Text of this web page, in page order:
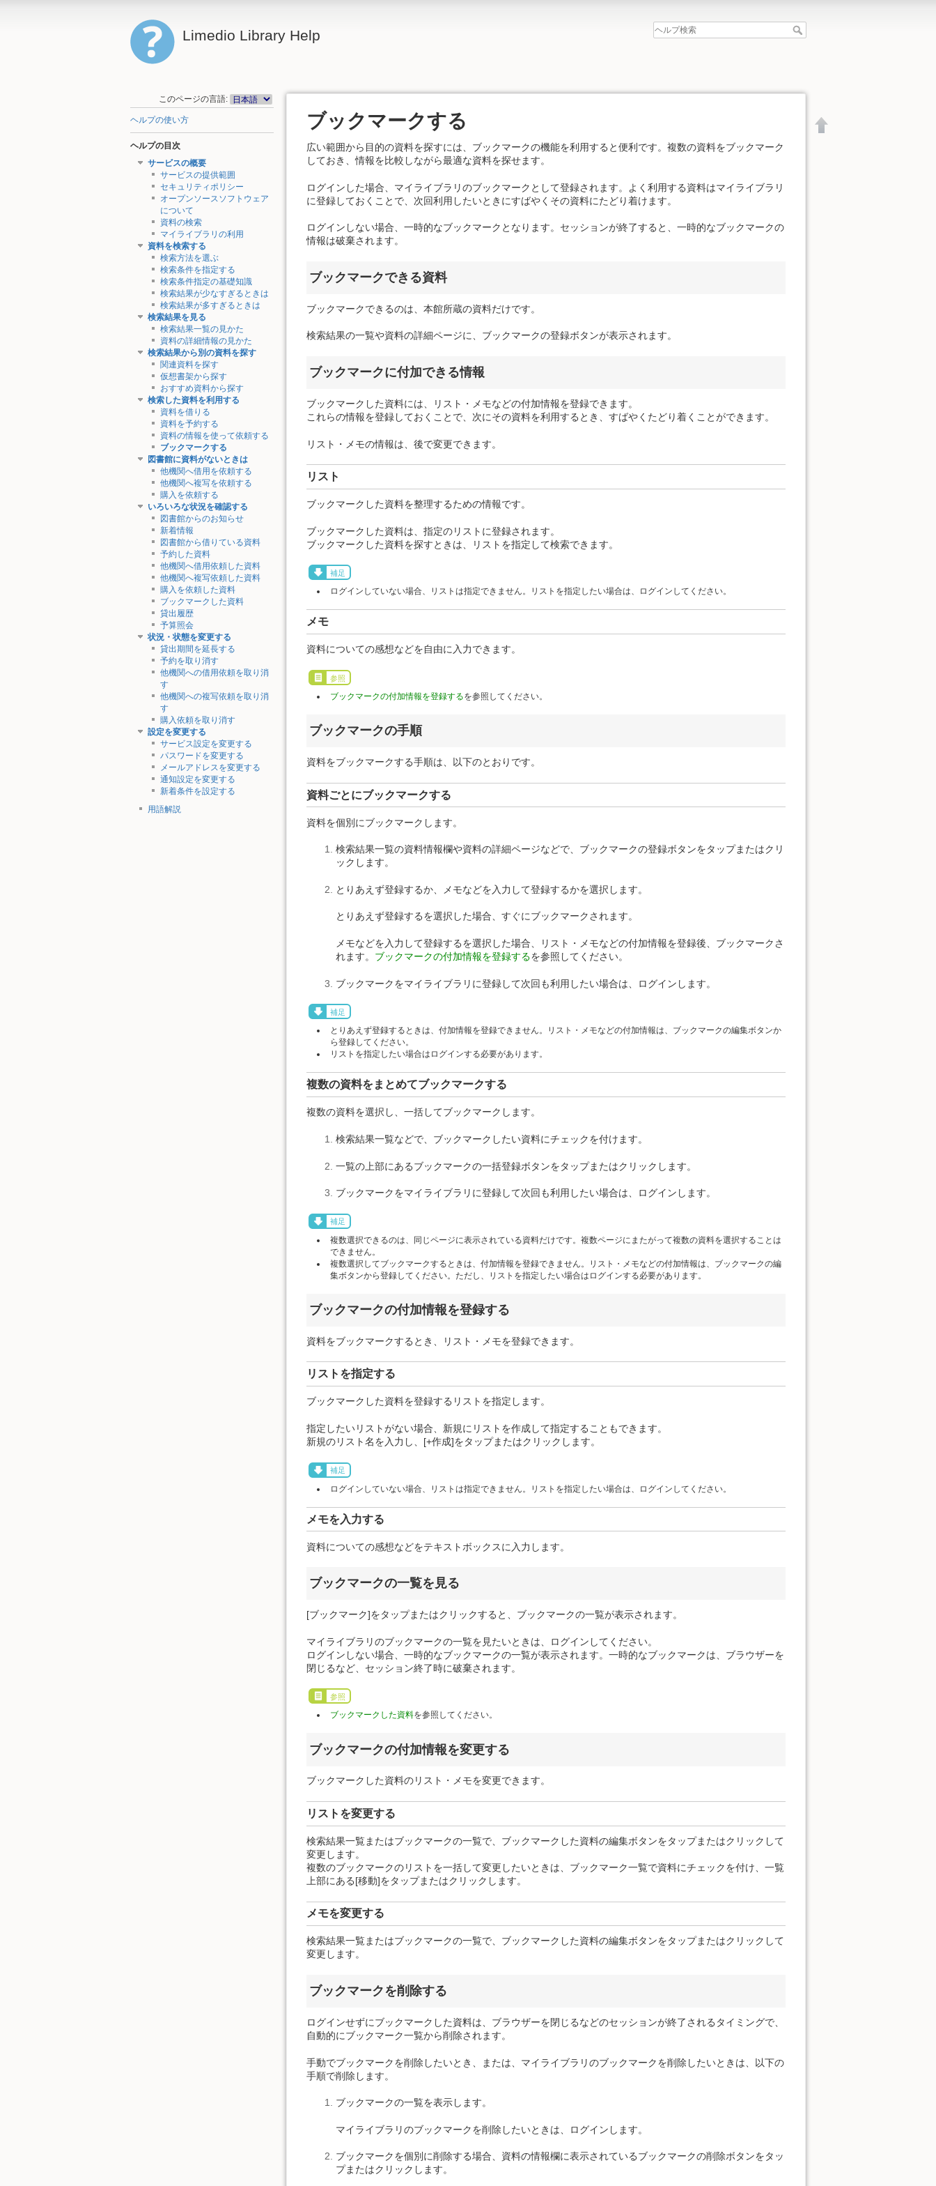
Limedio Library Help
このページの言語:
ヘルプの使い方
ヘルプの目次
サービスの概要
サービスの提供範囲
セキュリティポリシー
オープンソースソフトウェア
について
資料の検索
マイライブラリの利用
資料を検索する
検索方法を選ぶ
検索条件を指定する
検索条件指定の基礎知識
検索結果が少なすぎるときは
検索結果が多すぎるときは
検索結果を見る
検索結果一覧の見かた
資料の詳細情報の見かた
検索結果から別の資料を探す
関連資料を探す
仮想書架から探す
おすすめ資料から探す
検索した資料を利用する
資料を借りる
資料を予約する
資料の情報を使って依頼する
ブックマークする
図書館に資料がないときは
他機関へ借用を依頼する
他機関へ複写を依頼する
購入を依頼する
いろいろな状況を確認する
図書館からのお知らせ
新着情報
図書館から借りている資料
予約した資料
他機関へ借用依頼した資料
他機関へ複写依頼した資料
購入を依頼した資料
ブックマークした資料
貸出履歴
予算照会
状況・状態を変更する
貸出期間を延長する
予約を取り消す
他機関への借用依頼を取り消
す
他機関への複写依頼を取り消
す
購入依頼を取り消す
設定を変更する
サービス設定を変更する
パスワードを変更する
メールアドレスを変更する
通知設定を変更する
新着条件を設定する
用語解説
ブックマークする
広い範囲から目的の資料を探すには、ブックマークの機能を利用すると便利です。複数の資料をブックマーク
しておき、情報を比較しながら最適な資料を探せます。
ログインした場合、マイライブラリのブックマークとして登録されます。よく利用する資料はマイライブラリ
に登録しておくことで、次回利用したいときにすばやくその資料にたどり着けます。
ログインしない場合、一時的なブックマークとなります。セッションが終了すると、一時的なブックマークの
情報は破棄されます。
ブックマークできる資料
ブックマークできるのは、本館所蔵の資料だけです。
検索結果の一覧や資料の詳細ページに、ブックマークの登録ボタンが表示されます。
ブックマークに付加できる情報
ブックマークした資料には、リスト・メモなどの付加情報を登録できます。
これらの情報を登録しておくことで、次にその資料を利用するとき、すばやくたどり着くことができます。
リスト・メモの情報は、後で変更できます。
リスト
ブックマークした資料を整理するための情報です。
ブックマークした資料は、指定のリストに登録されます。
ブックマークした資料を探すときは、リストを指定して検索できます。
補足
ログインしていない場合、リストは指定できません。リストを指定したい場合は、ログインしてください。
メモ
資料についての感想などを自由に入力できます。
参照
ブックマークの付加情報を登録するを参照してください。
ブックマークの手順
資料をブックマークする手順は、以下のとおりです。
資料ごとにブックマークする
資料を個別にブックマークします。
検索結果一覧の資料情報欄や資料の詳細ページなどで、ブックマークの登録ボタンをタップまたはクリ
ックします。
とりあえず登録するか、メモなどを入力して登録するかを選択します。
とりあえず登録するを選択した場合、すぐにブックマークされます。
メモなどを入力して登録するを選択した場合、リスト・メモなどの付加情報を登録後、ブックマークさ
れます。 ブックマークの付加情報を登録するを参照してください。
ブックマークをマイライブラリに登録して次回も利用したい場合は、ログインします。
補足
とりあえず登録するときは、付加情報を登録できません。リスト・メモなどの付加情報は、ブックマークの編集ボタンか
ら登録してください。
リストを指定したい場合はログインする必要があります。
複数の資料をまとめてブックマークする
複数の資料を選択し、一括してブックマークします。
検索結果一覧などで、ブックマークしたい資料にチェックを付けます。
一覧の上部にあるブックマークの一括登録ボタンをタップまたはクリックします。
ブックマークをマイライブラリに登録して次回も利用したい場合は、ログインします。
補足
複数選択できるのは、同じページに表示されている資料だけです。複数ページにまたがって複数の資料を選択することは
できません。
複数選択してブックマークするときは、付加情報を登録できません。リスト・メモなどの付加情報は、ブックマークの編
集ボタンから登録してください。ただし、リストを指定したい場合はログインする必要があります。
ブックマークの付加情報を登録する
資料をブックマークするとき、リスト・メモを登録できます。
リストを指定する
ブックマークした資料を登録するリストを指定します。
指定したいリストがない場合、新規にリストを作成して指定することもできます。
新規のリスト名を入力し、[+作成]をタップまたはクリックします。
補足
ログインしていない場合、リストは指定できません。リストを指定したい場合は、ログインしてください。
メモを入力する
資料についての感想などをテキストボックスに入力します。
ブックマークの一覧を見る
[ブックマーク]をタップまたはクリックすると、ブックマークの一覧が表示されます。
マイライブラリのブックマークの一覧を見たいときは、ログインしてください。
ログインしない場合、一時的なブックマークの一覧が表示されます。一時的なブックマークは、ブラウザーを
閉じるなど、セッション終了時に破棄されます。
参照
ブックマークした資料を参照してください。
ブックマークの付加情報を変更する
ブックマークした資料のリスト・メモを変更できます。
リストを変更する
検索結果一覧またはブックマークの一覧で、ブックマークした資料の編集ボタンをタップまたはクリックして
変更します。
複数のブックマークのリストを一括して変更したいときは、ブックマーク一覧で資料にチェックを付け、一覧
上部にある[移動]をタップまたはクリックします。
メモを変更する
検索結果一覧またはブックマークの一覧で、ブックマークした資料の編集ボタンをタップまたはクリックして
変更します。
ブックマークを削除する
ログインせずにブックマークした資料は、ブラウザーを閉じるなどのセッションが終了されるタイミングで、
自動的にブックマーク一覧から削除されます。
手動でブックマークを削除したいとき、または、マイライブラリのブックマークを削除したいときは、以下の
手順で削除します。
ブックマークの一覧を表示します。
マイライブラリのブックマークを削除したいときは、ログインします。
ブックマークを個別に削除する場合、資料の情報欄に表示されているブックマークの削除ボタンをタッ
プまたはクリックします。